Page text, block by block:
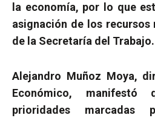
la economía, por lo que
asignación de los recursos
de la Secretaría del Trabajo.
Alejandro Muñoz Moya,
Económico,
prioridades marcadas